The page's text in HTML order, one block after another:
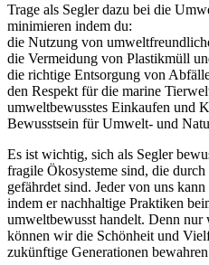
Trage als Segler dazu bei die
minimieren indem du:
die Nutzung von
die Vermeidung von Plastikmüll
die richtige Entsorgung von
den Respekt für die marine
umweltbewusstes Einkaufen und
Bewusstsein für Umwelt- und
Es ist wichtig, sich als Segler
fragile Ökosysteme sind, die
gefährdet sind. Jeder von uns
indem er nachhaltige Praktiken
umweltbewusst handelt. Denn nur
können wir die Schönheit und
zukünftige Generationen